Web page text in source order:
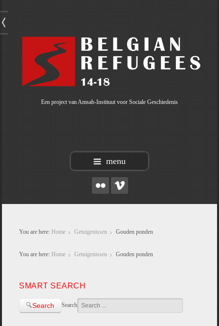
Een project van Amsab-Instituut voor Sociale Geschiedenis
menu
You are here: Home Getuigenissen Gouden ponden
You are here: Home Getuigenissen Gouden ponden
SMART SEARCH
Search Search